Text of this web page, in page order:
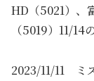
HD（5021）、
（5019）11/
2023/11/11 ミ